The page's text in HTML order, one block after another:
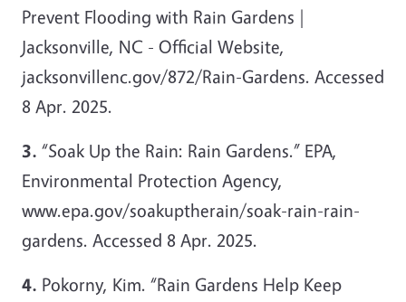
Prevent Flooding with Rain Gardens |
Jacksonville, NC - Official Website,
jacksonvillenc.gov/872/Rain-Gardens. Accessed
8 Apr. 2025.
3. “Soak Up the Rain: Rain Gardens.” EPA,
Environmental Protection Agency,
www.epa.gov/soakuptherain/soak-rain-rain-
gardens. Accessed 8 Apr. 2025.
4. Pokorny, Kim. “Rain Gardens Help Keep